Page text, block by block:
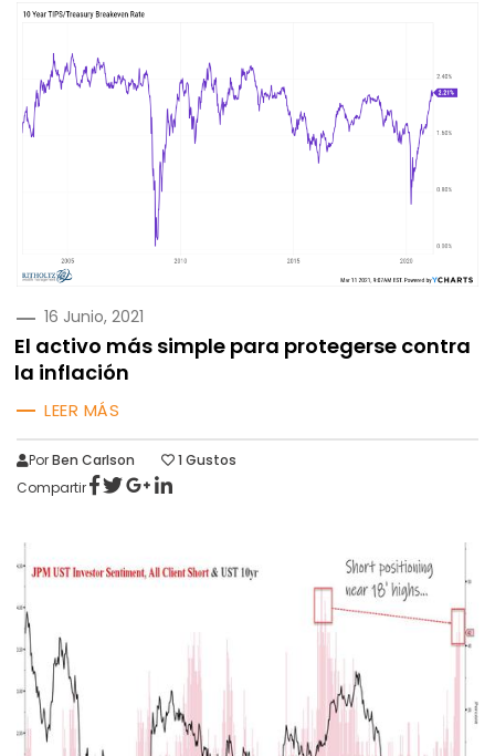
PUBLICADO
16 Junio, 2021
El activo más simple para protegerse contra
la inflación
LEER MÁS
PorBen Carlson 1 Gustos
Compartir